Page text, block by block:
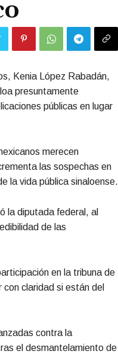
Kenia López Rabadán,
presuntamente
públicas en lugar
merecen
las sospechas en
la vida pública sinaloense.
la diputada federal, al
de las
en la tribuna de
claridad si están del
contra la
el desmantelamiento de